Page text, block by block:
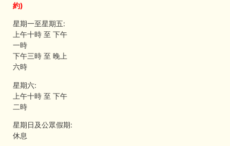
約)
星期一至星期五:
上午十時 至 下午
一時
下午三時 至 晚上
六時
星期六:
上午十時 至 下午
二時
星期日及公眾假期:
休息